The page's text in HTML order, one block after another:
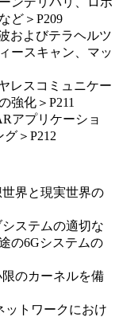
ど＞P209
およびテラヘルツ
ースキャン、マッ
レスコミュニケー
強化＞P211
アプリケーショ
＞P212
世界と現実世界の
ステムの適切な
の6Gシステムの
限のカーネルを備
ットワークにおけ